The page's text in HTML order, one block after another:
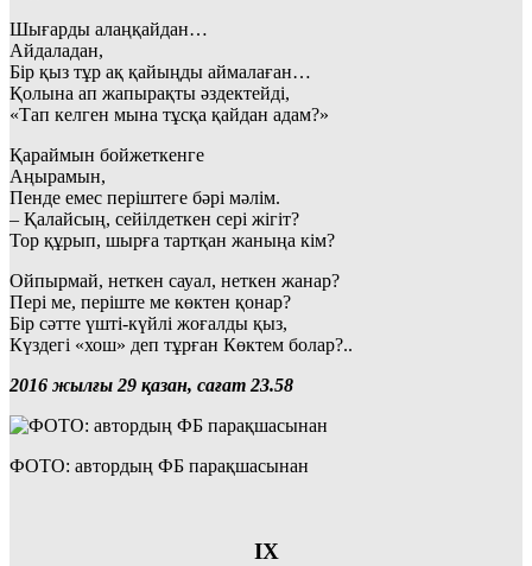
Шығарды алаңқайдан…
Айдаладан,
Бір қыз тұр ақ қайыңды аймалаған…
Қолына ап жапырақты әздектейді,
«Тап келген мына тұсқа қайдан адам?»
Қараймын бойжеткенге
Аңырамын,
Пенде емес періштеге бәрі мәлім.
– Қалайсың, сейілдеткен сері жігіт?
Тор құрып, шырға тартқан жаныңа кім?
Ойпырмай, неткен сауал, неткен жанар?
Пері ме, періште ме көктен қонар?
Бір сәтте үшті-күйлі жоғалды қыз,
Күздегі «хош» деп тұрған Көктем болар?..
2016 жылғы 29 қазан, сағат 23.58
ФОТО: автордың ФБ парақшасынан
ІХ